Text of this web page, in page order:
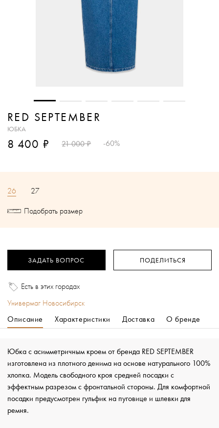
RED SEPTEMBER
ЮБКА
8 400 ₽ 21 000₽ -60%
26
27
Подобрать размер
ЗАДАТЬ ВОПРОС ПОДЕЛИТЬСЯ
Есть в этих городах
Универмаг Новосибирск
Описание
Характеристики Доставка О бренде
Юбка с асимметричным кроем от бренда RED SEPTEMBER
изготовлена из плотного денима на основе натурального 100%
хлопка. Модель свободного кроя средней посадки с
эффектным разрезом с фронтальной стороны. Для комфортной
посадки предусмотрен гульфик на пуговице и шлевки для
ремня.